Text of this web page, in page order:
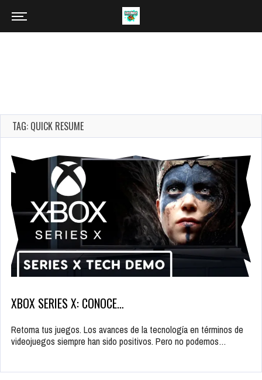
TAG: QUICK RESUME
XBOX SERIES X: CONOCE…
Retoma tus juegos. Los avances de la tecnología en términos de
videojuegos siempre han sido positivos. Pero no podemos…